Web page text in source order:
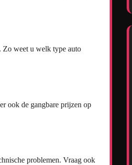
Zo weet u welk type auto
ook de gangbare prijzen op
problemen. Vraag ook